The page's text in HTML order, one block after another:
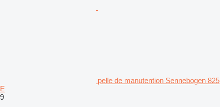
pelle de manutention Sennebogen 825
E
9